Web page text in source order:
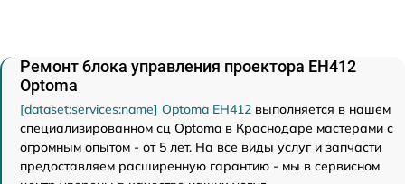
Ремонт блока управления проектора EH412
Optoma
[dataset:services:name] Optoma EH412 выполняется в нашем
специализированном сц Optoma в Краснодаре мастерами с
огромным опытом - от 5 лет. На все виды услуг и запчасти
предоставляем расширенную гарантию - мы в сервисном